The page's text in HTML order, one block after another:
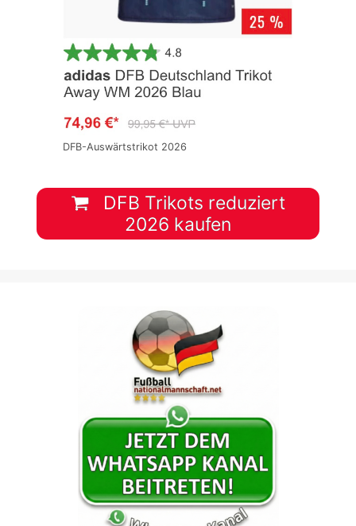
DFB-Auswärtstrikot 2026
DFB Trikots reduziert
2026 kaufen